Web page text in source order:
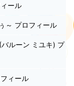
ール
～ プロフィール
ルーン ミユキ) プ
ィール